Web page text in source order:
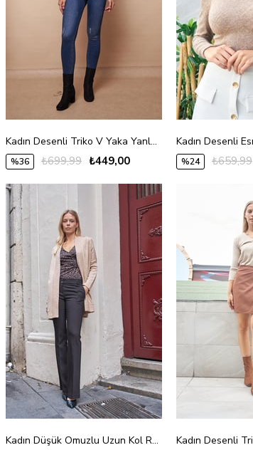
Kadın Desenli Triko V Yaka Yanları Yırtmaçlı Düşük Omuzlu Uzun Kol Bluz-Gri
%36 ₺449,00
₺699,99 %24 ₺659,99
Kadın Düşük Omuzlu Uzun Kol Rahat Kesim Uzun Triko Hırka-Bej